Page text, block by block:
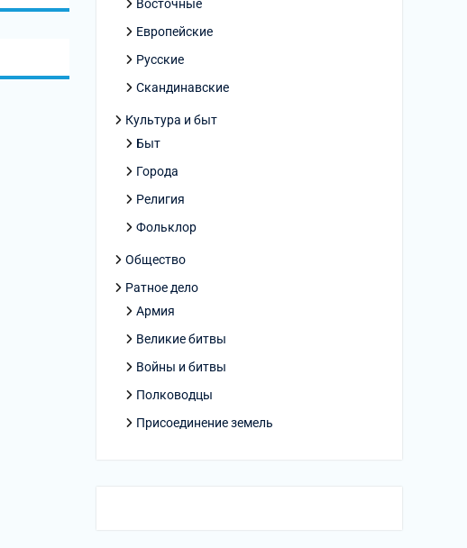
Восточные
Европейские
Русские
Скандинавские
Культура и быт
Быт
Города
Религия
Фольклор
Общество
Ратное дело
Армия
Великие битвы
Войны и битвы
Полководцы
Присоединение земель